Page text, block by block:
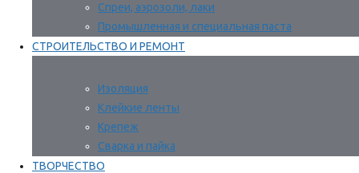
Спреи, аэрозоли, лаки
Промышленная и специальная паста
СТРОИТЕЛЬСТВО И РЕМОНТ
Изоляция
Клейкие ленты
Крепеж
Сварка и пайка
ТВОРЧЕСТВО